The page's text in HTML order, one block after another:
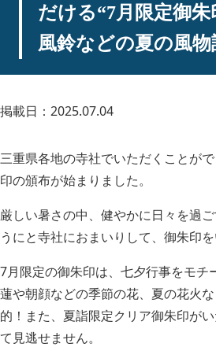
だける“7月限定御朱
風鈴などの夏の風物
掲載日：2025.07.04
三重県各地の寺社でいただくことが
印の頒布が始まりました。
厳しい暑さの中、健やかに日々を過
うにと寺社におまいりして、御朱印
7月限定の御朱印は、七夕行事をモチ
蓮や朝顔などの季節の花、夏の花火
的！また、夏詣限定クリア御朱印が
て見逃せません。